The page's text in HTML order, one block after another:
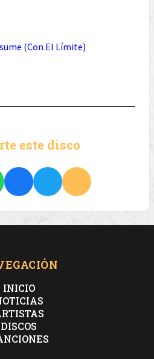
(Con El Límite)
este disco
INICIO
DISCOS